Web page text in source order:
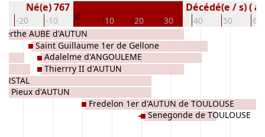
-20 -10 0 10 20 30 40 50 60
Né(e) 767 Décédé(e / s) (
Pieux d'AUTUN
Berthe AUBE d'AUTUN
Saint Guillaume 1er de Gellone
d'AQUITAINE
Adalelme d'ANGOULEME
Thierrry II d'AUTUN
Fredelon 1er d'AUTUN de TOULOUSE
Senegonde de TOULOUSE